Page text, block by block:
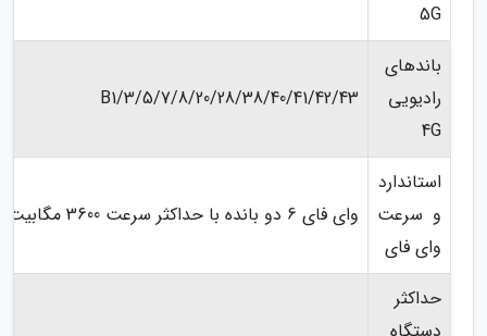
5G
باندهای
رادیویی
4G
B1/3/5/7/8/20/28/38/40/41/42/43
استاندارد
و سرعت
وای فای
وای فای 6 دو بانده با حداکثر سرعت 3600 مگابیت
حداکثر